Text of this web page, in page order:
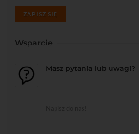
ZAPISZ SIĘ
Wsparcie
Masz pytania lub uwagi?